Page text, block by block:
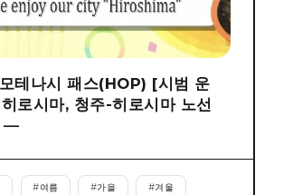
테나시 패스(HOP) [시범 운
로시마, 청주-히로시마 노선
―
#여름 #가을 #겨울